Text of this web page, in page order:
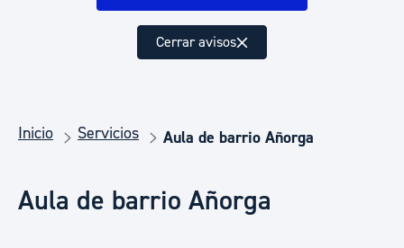
Cerrar avisos
Inicio Servicios Aula de barrio Añorga
Aula de barrio Añorga